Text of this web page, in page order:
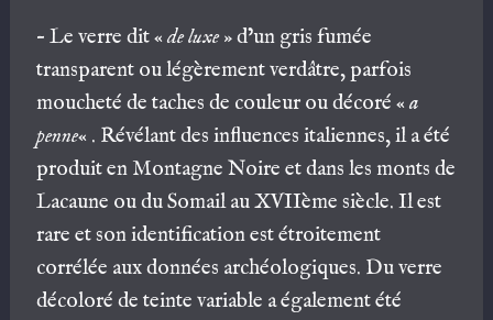
– Le verre dit «de luxe» d’un gris fumée
transparent ou légèrement verdâtre, parfois
moucheté de taches de couleur ou décoré «a
penne« . Révélant des influences italiennes, il a été
produit en Montagne Noire et dans les monts de
Lacaune ou du Somail au XVIIème siècle. Il est
rare et son identification est étroitement
corrélée aux données archéologiques. Du verre
décoloré de teinte variable a également été